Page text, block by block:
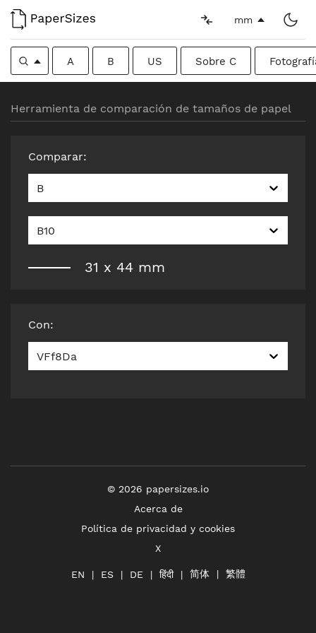
mm
A B US Sobre C
Herramienta de comparación de tamaños de papel
Comparar:
B
B10
31 x 44 mm
Con:
VFf8Da
© 2026 papersizes.io
Acerca de
Política de privacidad y cookies
X
EN ES DE हिंदी 简体 繁體